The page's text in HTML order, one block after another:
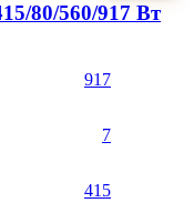
80/560/917 Вт
917
7
415